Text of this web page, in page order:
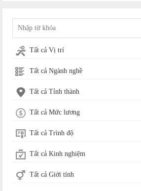
Tất cả Vị trí
Tất cả Ngành nghề
Tất cả Tỉnh thành
Tất cả Mức lương
Tất cả Trình độ
Tất cả Kinh nghiệm
Tất cả Giới tính